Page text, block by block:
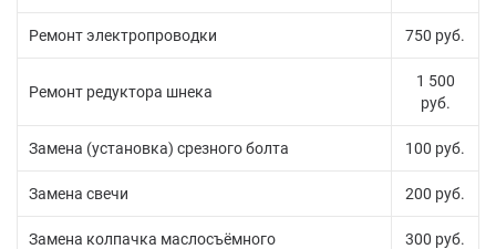
Ремонт электропроводки 750 руб.
Ремонт редуктора шнека
1 500
руб.
Замена (установка) срезного болта 100 руб.
Замена свечи 200 руб.
Замена колпачка маслосъёмного 300 руб.